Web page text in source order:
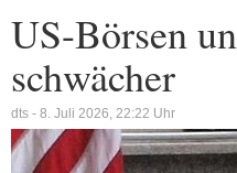
US-Börsen
schwächer
dts - 8. Juli 2026, 22:22 Uhr